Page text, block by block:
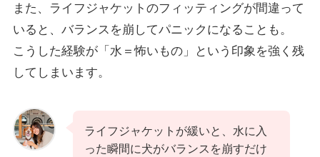
また、ライフジャケットのフィッティングが間違って
いると、バランスを崩してパニックになることも。
こうした経験が「水＝怖いもの」という印象を強く残
してしまいます。
ライフジャケットが緩いと、水に入
った瞬間に犬がバランスを崩すだけ